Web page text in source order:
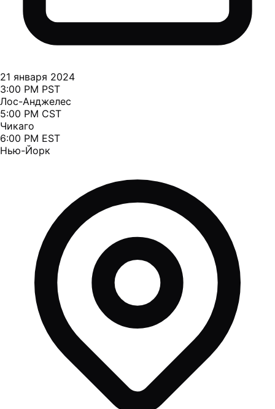
21 января 2024
3:00 PM PST
Лос-Анджелес
5:00 PM CST
Чикаго
6:00 PM EST
Нью-Йорк